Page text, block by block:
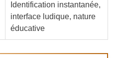
Identification instantanée,
interface ludique, nature
éducative